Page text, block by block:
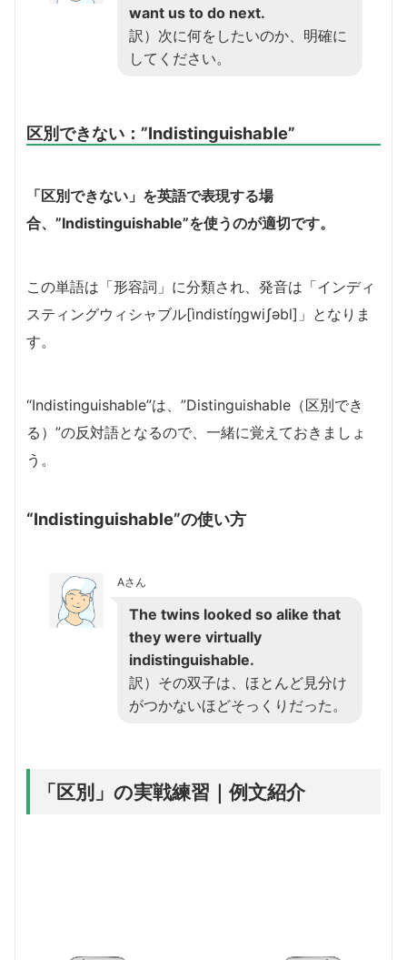
want us to do next.
訳）次に何をしたいのか、明確に
してください。
区別できない：”Indistinguishable”
「区別できない」を英語で表現する場
合、”Indistinguishable”を使うのが適切です。
この単語は「形容詞」に分類され、発音は「インディ
スティングウィシャブル[ìndistíŋgwiʃəbl]」となりま
す。
“Indistinguishable”は、”Distinguishable（区別でき
る）”の反対語となるので、一緒に覚えておきましょ
う。
“Indistinguishable”の使い方
Aさん
The twins looked so alike that
they were virtually
indistinguishable.
訳）その双子は、ほとんど見分け
がつかないほどそっくりだった。
「区別」の実戦練習｜例文紹介